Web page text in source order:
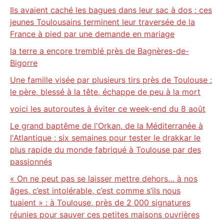
Ils avaient caché les bagues dans leur sac à dos : ces
jeunes Toulousains terminent leur traversée de la
France à pied par une demande en mariage
la terre a encore tremblé près de Bagnères-de-
Bigorre
Une famille visée par plusieurs tirs près de Toulouse :
le père, blessé à la tête, échappe de peu à la mort
voici les autoroutes à éviter ce week-end du 8 août
Le grand baptême de l'Orkan, de la Méditerranée à
l'Atlantique : six semaines pour tester le drakkar le
plus rapide du monde fabriqué à Toulouse par des
passionnés
« On ne peut pas se laisser mettre dehors… à nos
âges, c’est intolérable, c’est comme s’ils nous
tuaient » : à Toulouse, près de 2 000 signatures
réunies pour sauver ces petites maisons ouvrières